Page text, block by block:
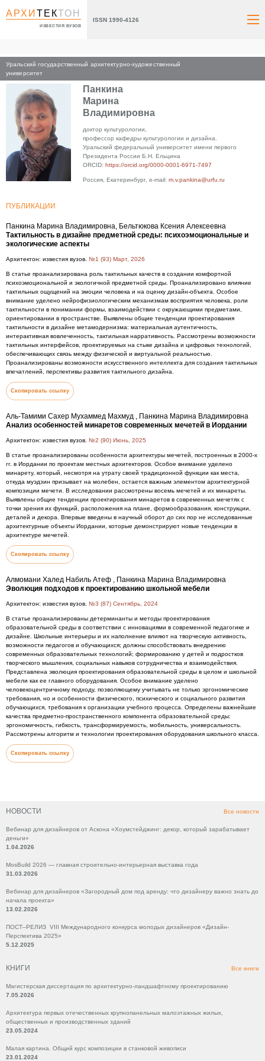
АРХИТЕКТОН
ИЗВЕСТИЯ ВУЗОВ
ISSN 1990-4126
Уральский государственный архитектурно-художественный
университет
НОВОСТИ Все новости
Вебинар для дизайнеров от Аскона «Хоумстейджинг: декор, который зарабатывает
деньги»
1.04.2026
MosBuild 2026 — главная строительно-интерьерная выставка года
31.03.2026
Вебинар для дизайнеров «Загородный дом под аренду: что дизайнеру важно знать до
начала проекта»
13.02.2026
ПОСТ–РЕЛИЗ VIII Международного конкурса молодых дизайнеров «Дизайн-
Перспектива 2025»
5.12.2025
КНИГИ Все книги
Магистерская диссертация по архитектурно-ландшафтному проектированию
7.05.2026
Архитектура первых отечественных крупнопанельных малоэтажных жилых,
общественных и производственных зданий
23.05.2024
Малая картина. Общий курс композиции в станковой живописи
23.01.2024
Главная
Панкина
Марина
Владимировна
доктор культурологии,
профессор кафедры культурологии и дизайна.
Уральский федеральный университет имени первого
Президента России Б.Н. Ельцина
ORCID: https://orcid.org/0000-0001-6971-7497
Россия, Екатеринбург, e-mail: m.v.pankina@urfu.ru
ПУБЛИКАЦИИ
Панкина Марина Владимировна, Бельтюкова Ксения Алексеевна
Тактильность в дизайне предметной среды: психоэмоциональные и
экологические аспекты
Архитектон: известия вузов. №1 (93) Март, 2026
В статье проанализирована роль тактильных качеств в создании комфортной
психоэмоциональной и экологичной предметной среды. Проанализировано влияние
тактильных ощущений на эмоции человека и на оценку дизайн-объекта. Особое
внимание уделено нейрофизиологическим механизмам восприятия человека, роли
тактильности в понимании формы, взаимодействии с окружающими предметами,
ориентировании в пространстве. Выявлены общие тенденции проектирования
тактильности в дизайне метамодернизма: материальная аутентичность,
интерактивная вовлеченность, тактильная нарративность. Рассмотрены возможности
тактильных интерфейсов, проектируемых на стыке дизайна и цифровых технологий,
обеспечивающих связь между физической и виртуальной реальностью.
Проанализированы возможности искусственного интеллекта для создания тактильных
впечатлений, перспективы развития тактильного дизайна.
Скопировать ссылку
Аль-Тамими Сахер Мухаммед Махмуд , Панкина Марина Владимировна
Анализ особенностей минаретов современных мечетей в Иордании
Архитектон: известия вузов. №2 (90) Июнь, 2025
В статье проанализированы особенности архитектуры мечетей, построенных в 2000-х
гг. в Иордании по проектам местных архитекторов. Особое внимание уделено
минарету, который, несмотря на утрату своей традиционной функции как места,
откуда муэдзин призывает на молебен, остается важным элементом архитектурной
композиции мечети. В исследовании рассмотрены восемь мечетей и их минареты.
Выявлены общие тенденции проектирования минаретов в современных мечетях с
точки зрения их функций, расположения на плане, формообразования, конструкции,
деталей и декора. Впервые введены в научный оборот до сих пор не исследованные
архитектурные объекты Иордании, которые демонстрируют новые тенденции в
архитектуре мечетей.
Скопировать ссылку
Алмомани Халед Набиль Атеф , Панкина Марина Владимировна
Эволюция подходов к проектированию школьной мебели
Архитектон: известия вузов. №3 (87) Сентябрь, 2024
В статье проанализированы детерминанты и методы проектирования
образовательной среды в соответствии с инновациями в современной педагогике и
дизайне. Школьные интерьеры и их наполнение влияют на творческую активность,
возможности педагогов и обучающихся; должны способствовать внедрению
современных образовательных технологий; формированию у детей и подростков
творческого мышления, социальных навыков сотрудничества и взаимодействия.
Представлена эволюция проектирования образовательной среды в целом и школьной
мебели как ее главного оборудования. Особое внимание уделено
человекоцентричному подходу, позволяющему учитывать не только эргономические
требования, но и особенности физического, психического и социального развития
обучающихся, требования к организации учебного процесса. Определены важнейшие
качества предметно-пространственного компонента образовательной среды:
эргономичность, гибкость, трансформируемость, мобильность, универсальность.
Рассмотрены алгоритм и технологии проектирования оборудования школьного класса.
Скопировать ссылку